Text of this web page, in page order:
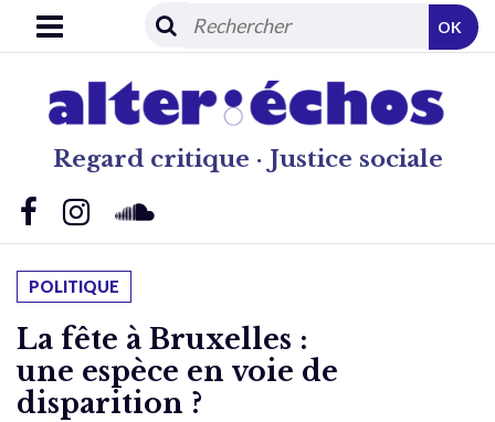
Regard critique · Justice sociale
OK
POLITIQUE
La fête à Bruxelles :
une espèce en voie de
disparition ?